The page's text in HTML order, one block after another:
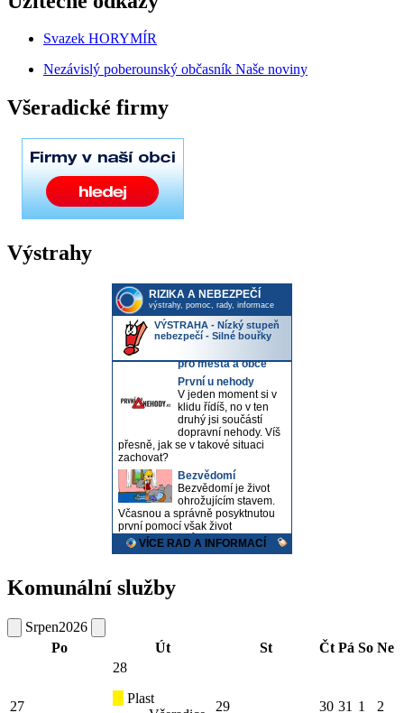
Svazek HORYMÍR
Nezávislý poberounský občasník Naše noviny
Všeradické firmy
Výstrahy
Komunální služby
Srpen2026
Po
Út St Čt Pá So Ne
27
28
Plast
29 30 31 1 2